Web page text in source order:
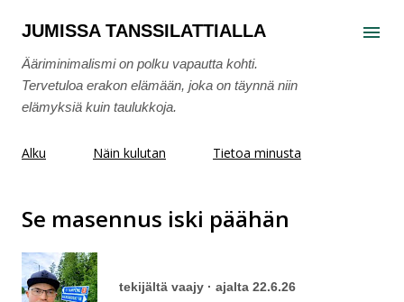
Siirry pääsisältöön
JUMISSA TANSSILATTIALLA
Ääriminimalismi on polku vapautta kohti.
Tervetuloa erakon elämään, joka on täynnä niin
elämyksiä kuin taulukkoja.
Alku Näin kulutan Tietoa minusta
Se masennus iski päähän
tekijältä vaajy ajalta 22.6.26